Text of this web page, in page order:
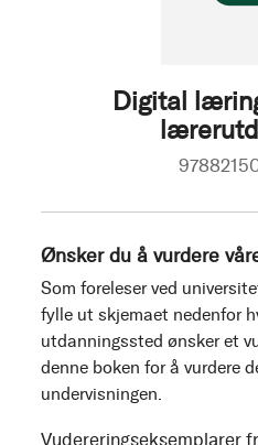
Digital
Ønsker du å vurdere
Som foreleser ved
fylle ut skjemaet nedenfor
utdanningssted ønsker et
denne boken for å vurdere
undervisningen.
Vudereringseksemplarer